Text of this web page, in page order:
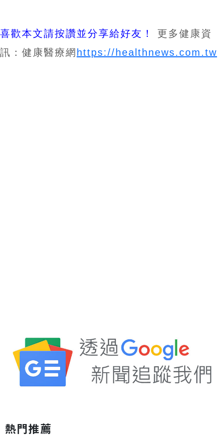
喜歡本文請按讚並分享給好友！
更多健康資
訊：健康醫療網 https://healthnews.com.tw
熱門推薦